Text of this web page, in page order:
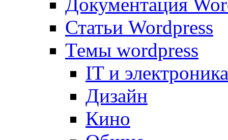
Документация
Статьи Wordpress
Темы wordpress
IT и электроника
Дизайн
Кино